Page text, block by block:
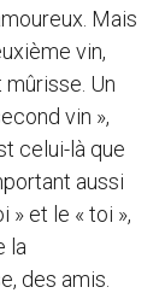
Mais
vin,
Un
vin »,
celui-là que
aussi
» et le « toi »,
la
des amis.